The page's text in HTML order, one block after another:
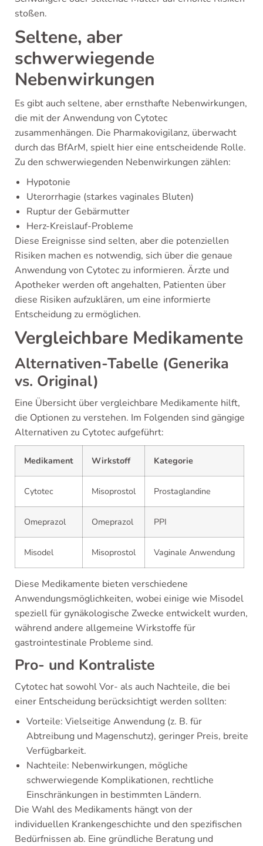
stoßen.
Seltene, aber
schwerwiegende
Nebenwirkungen
Es gibt auch seltene, aber ernsthafte Nebenwirkungen,
die mit der Anwendung von Cytotec
zusammenhängen. Die Pharmakovigilanz, überwacht
durch das BfArM, spielt hier eine entscheidende Rolle.
Zu den schwerwiegenden Nebenwirkungen zählen:
Hypotonie
Uterorrhagie (starkes vaginales Bluten)
Ruptur der Gebärmutter
Herz-Kreislauf-Probleme
Diese Ereignisse sind selten, aber die potenziellen
Risiken machen es notwendig, sich über die genaue
Anwendung von Cytotec zu informieren. Ärzte und
Apotheker werden oft angehalten, Patienten über
diese Risiken aufzuklären, um eine informierte
Entscheidung zu ermöglichen.
Vergleichbare Medikamente
Alternativen-Tabelle (Generika
vs. Original)
Eine Übersicht über vergleichbare Medikamente hilft,
die Optionen zu verstehen. Im Folgenden sind gängige
Alternativen zu Cytotec aufgeführt:
Medikament Wirkstoff Kategorie
Cytotec Misoprostol Prostaglandine
Omeprazol Omeprazol PPI
Misodel Misoprostol Vaginale Anwendung
Diese Medikamente bieten verschiedene
Anwendungsmöglichkeiten, wobei einige wie Misodel
speziell für gynäkologische Zwecke entwickelt wurden,
während andere allgemeine Wirkstoffe für
gastrointestinale Probleme sind.
Pro- und Kontraliste
Cytotec hat sowohl Vor- als auch Nachteile, die bei
einer Entscheidung berücksichtigt werden sollten:
Vorteile: Vielseitige Anwendung (z. B. für
Abtreibung und Magenschutz), geringer Preis, breite
Verfügbarkeit.
Nachteile: Nebenwirkungen, mögliche
schwerwiegende Komplikationen, rechtliche
Einschränkungen in bestimmten Ländern.
Die Wahl des Medikaments hängt von der
individuellen Krankengeschichte und den spezifischen
Bedürfnissen ab. Eine gründliche Beratung und